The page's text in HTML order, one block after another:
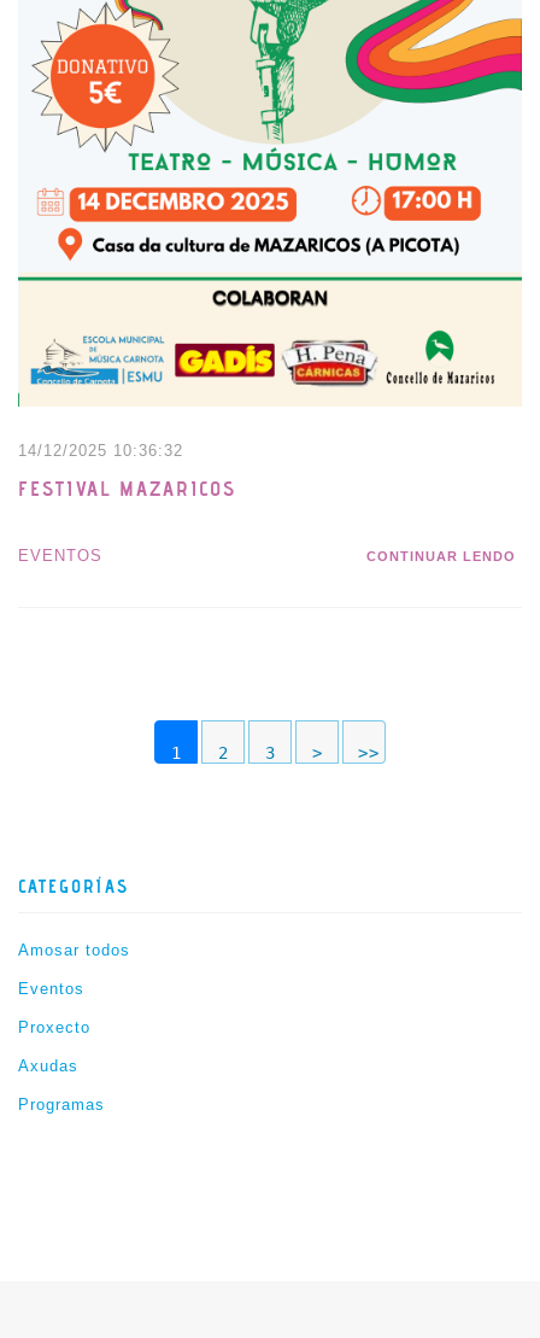
14/12/2025 10:36:32
FESTIVAL MAZARICOS
EVENTOS CONTINUAR LENDO
1 2 3 > >>
CATEGORÍAS
Amosar todos
Eventos
Proxecto
Axudas
Programas